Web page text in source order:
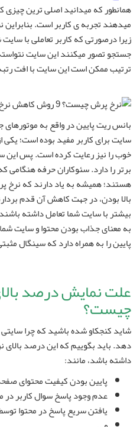
همانطور که میدانید اصلی ترین
میدهند تجربه ی کاربر است. بنابراین
زیرا درصورتی که کاربر تعاملی با
جستجو تصور میکنند این سایت
ترتیب ممکن است این سایت با افت
بانس ریت پایین در واقع به موتورهای
سایت برای کاربر مفید بوده است؛ یکی
خوب را نیز رعایت کرده است. پس این
برتر را دارد. سئوکاران حرفه هنگامی
هستند؛ همیشه به یاد دارند که
بالا بودن، در جهت کاهش آن قدم
بیشتر با سایت شما تعامل داشته
به معنای جذاب بودن محتوا و سایت
پایین را به همراه دارد که سینگال
علت نمایش درصد
چیست؟
شاید کنجکاو شده باشید که چرا سایتی
دهد. باید بگوییم که این درصد بالای
داشته باشد، مانند:
پایین بودن کیفیت محتوای
عدم وجود پاسخ سوال کاربر
یافتن سریع پاسخ در محتوا